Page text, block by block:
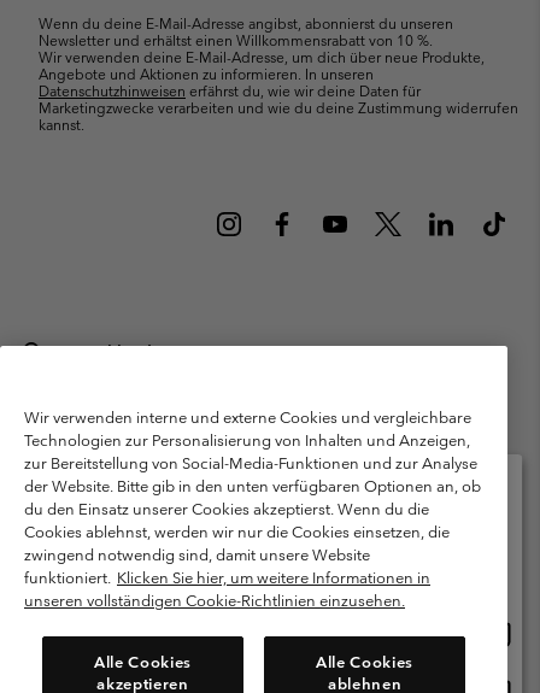
Wenn du deine E-Mail-Adresse angibst, abonnierst du unseren
Newsletter und erhältst einen Willkommensrabatt von 10 %.
Wir verwenden deine E-Mail-Adresse, um dich über neue Produkte,
Angebote und Aktionen zu informieren. In unseren
Datenschutzhinweisen erfährst du, wie wir deine Daten für
Marketingzwecke verarbeiten und wie du deine Zustimmung widerrufen
kannst.
Deutschland
München Deutschland. Alle Rechte vorbehalten.
Nutzungsbedingungen
Allgemeine Verkaufsbedingungen
Garantie
Datenschutzerklärung
Bestimmungen und Bedingungen des Mitglieder Programms
Nutzungsbedingungen Für Nutzergenerierte Inhalte
Cookies
Public CBCR
Kundenservice: Mo- Fr. 9:00 - 13:00 & 14:00- 18:00 Uhr
(+)498912081004
Wir verwenden interne und externe Cookies und vergleichbare
Technologien zur Personalisierung von Inhalten und Anzeigen,
zur Bereitstellung von Social-Media-Funktionen und zur Analyse
der Website. Bitte gib in den unten verfügbaren Optionen an, ob
du den Einsatz unserer Cookies akzeptierst. Wenn du die
Cookies ablehnst, werden wir nur die Cookies einsetzen, die
zwingend notwendig sind, damit unsere Website
funktioniert. Klicken Sie hier, um weitere Informationen in
unseren vollständigen Cookie-Richtlinien einzusehen.
Alle Cookies
akzeptieren
Alle Cookies
ablehnen
Bitte wählen Sie Ihr Lieferland und Ihre Sprache
Online-Einkauf verfügbar